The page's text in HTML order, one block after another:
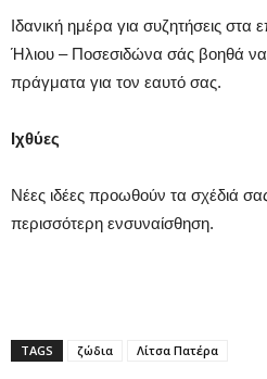
Ιδανική ημέρα για συζητήσεις
Ήλιου – Ποσεσιδώνα σάς βοηθά να
πράγματα για τον εαυτό σας.
Ιχθύες
Νέες ιδέες προωθούν τα σχέδιά
περισσότερη ενσυναίσθηση.
TAGS ζώδια Λίτσα Πατέρα